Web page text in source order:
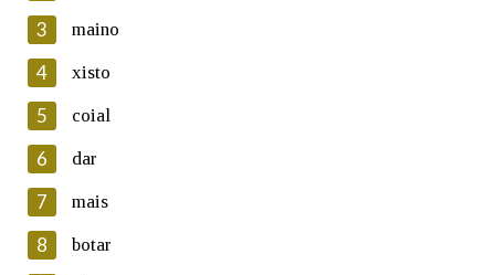
En cumprimento da normativa vixente en materia de
Protección de Datos de Carácter Persoal, a Real Academia
Galega informa a aqueles usuarios que faciliten o seu correo
electrónico, así como calquera outra información de carácter
persoal, que estes datos serán obxecto de tratamento
automatizado de carácter confidencial e incorporados aos seus
ficheiros informáticos. Así mesmo, os usuarios poderán exercer o
seu dereito de acceso, rectificación, oposición e cancelación dos
seus datos poñéndose en contacto connosco.
Lin e acepto as condicións da política de
3 maino
4 xisto
5 coial
6 dar
7 mais
8 botar